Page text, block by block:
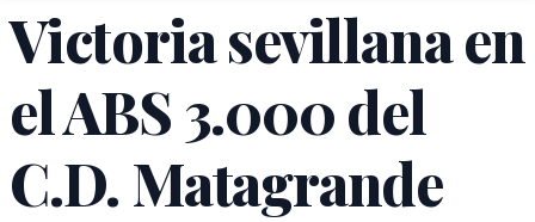
Victoria sevillana en
el ABS 3.000 del
C.D. Matagrande